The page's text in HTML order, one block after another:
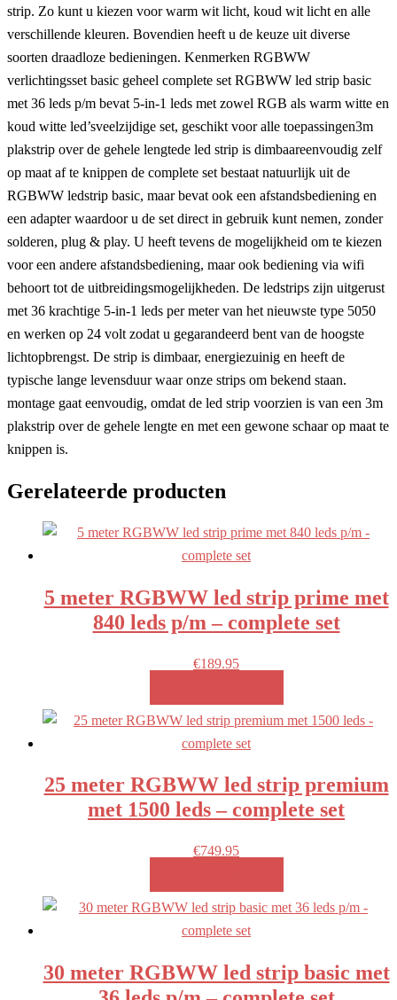
strip. Zo kunt u kiezen voor warm wit licht, koud wit licht en alle
verschillende kleuren. Bovendien heeft u de keuze uit diverse
soorten draadloze bedieningen. Kenmerken RGBWW
verlichtingsset basic geheel complete set RGBWW led strip basic
met 36 leds p/m bevat 5-in-1 leds met zowel RGB als warm witte en
koud witte led’sveelzijdige set, geschikt voor alle toepassingen3m
plakstrip over de gehele lengtede led strip is dimbaareenvoudig zelf
op maat af te knippen de complete set bestaat natuurlijk uit de
RGBWW ledstrip basic, maar bevat ook een afstandsbediening en
een adapter waardoor u de set direct in gebruik kunt nemen, zonder
solderen, plug & play. U heeft tevens de mogelijkheid om te kiezen
voor een andere afstandsbediening, maar ook bediening via wifi
behoort tot de uitbreidingsmogelijkheden. De ledstrips zijn uitgerust
met 36 krachtige 5-in-1 leds per meter van het nieuwste type 5050
en werken op 24 volt zodat u gegarandeerd bent van de hoogste
lichtopbrengst. De strip is dimbaar, energiezuinig en heeft de
typische lange levensduur waar onze strips om bekend staan.
montage gaat eenvoudig, omdat de led strip voorzien is van een 3m
plakstrip over de gehele lengte en met een gewone schaar op maat te
knippen is.
Gerelateerde producten
5 meter RGBWW led strip prime met
840 leds p/m – complete set
€189.95
25 meter RGBWW led strip premium
met 1500 leds – complete set
€749.95
30 meter RGBWW led strip basic met